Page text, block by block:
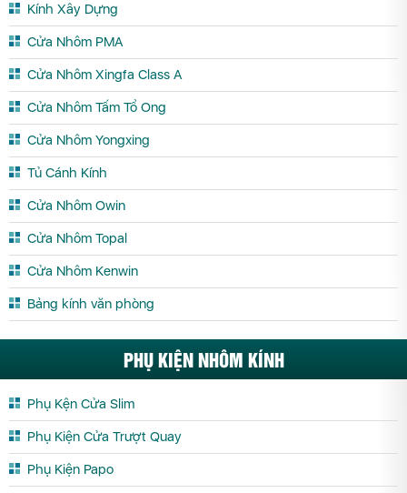
Kính Xây Dựng
Cửa Nhôm PMA
Cửa Nhôm Xingfa Class A
Cửa Nhôm Tấm Tổ Ong
Cửa Nhôm Yongxing
Tủ Cánh Kính
Cửa Nhôm Owin
Cửa Nhôm Topal
Cửa Nhôm Kenwin
Bảng kính văn phòng
PHỤ KIỆN NHÔM KÍNH
Phụ Kện Cửa Slim
Phụ Kiện Cửa Trượt Quay
Phụ Kiện Papo